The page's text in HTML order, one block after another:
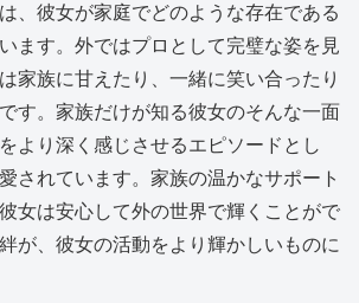
、彼女が家庭でどのような存在である
ます。外ではプロとして完璧な姿を見
家族に甘えたり、一緒に笑い合ったり
す。家族だけが知る彼女のそんな一面
より深く感じさせるエピソードとし
されています。家族の温かなサポート
女は安心して外の世界で輝くことがで
が、彼女の活動をより輝かしいものに